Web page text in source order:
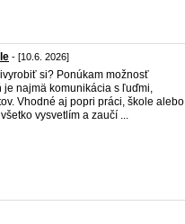
- [10.6. 2026]
si? Ponúkam možnosť
je najmä komunikácia s ľuďmi,
Vhodné aj popri práci, škole alebo
vysvetlím a zaučí ...